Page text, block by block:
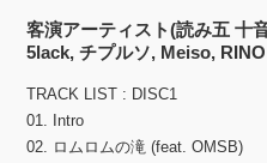
客演アーティスト(読み五 十
5lack, チプルソ, Meiso, RINO
TRACK LIST : DISC1
01. Intro
02. ロムロムの滝 (feat. OMSB)